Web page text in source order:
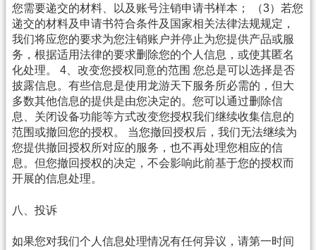
您需要递交的材料、以及账号注销申请书样本； （3）若您
递交的材料及申请书符合条件及国家相关法律法规规定，
我们将应您的要求为您注销账户并停止为您提供产品或服
务，根据适用法律的要求删除您的个人信息，或使其匿名
化处理。 4、改变您授权同意的范围 您总是可以选择是否
披露信息。有些信息是使用龙游天下服务所必需的，但大
多数其他信息的提供是由您决定的。您可以通过删除信
息、关闭设备功能等方式改变您授权我们继续收集信息的
范围或撤回您的授权。 当您撤回授权后，我们无法继续为
您提供撤回授权所对应的服务，也不再处理您相应的信
息。但您撤回授权的决定，不会影响此前基于您的授权而
开展的信息处理。
八、投诉
如果您对我们个人信息处理情况有任何异议，请第一时间